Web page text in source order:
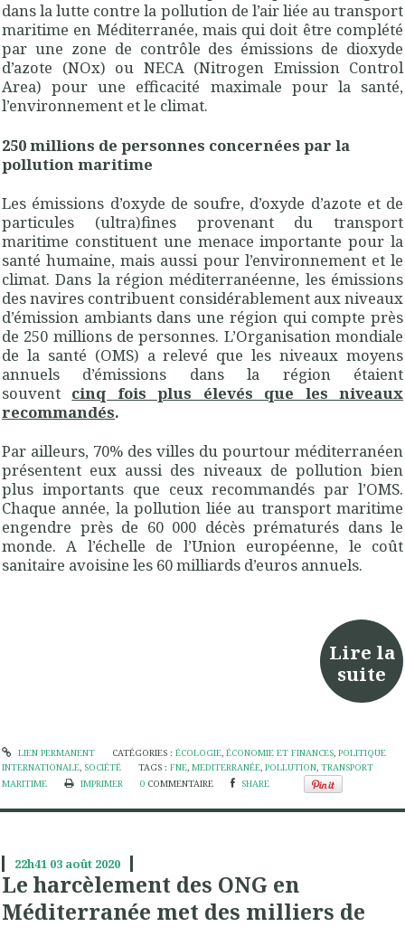
dans la lutte contre la pollution de l’air liée au transport
maritime en Méditerranée, mais qui doit être complété
par une zone de contrôle des émissions de dioxyde
d’azote (NOx) ou NECA(Nitrogen Emission Control
Area) pour une efficacité maximale pour la santé,
l’environnement et le climat.
250 millions de personnes concernées par la
pollution maritime
Les émissions d’oxyde de soufre, d’oxyde d’azote et de
particules (ultra)fines provenant du transport
maritime constituent une menace importante pour la
santé humaine, mais aussi pour l’environnement et le
climat. Dans la région méditerranéenne, les émissions
des navires contribuent considérablement aux niveaux
d’émission ambiants dans une région qui compte près
de 250 millions de personnes. L’Organisation mondiale
de la santé (OMS) a relevé que les niveaux moyens
annuels d’émissions dans la région étaient
souvent cinq fois plus élevés que les niveaux
recommandés.
Par ailleurs, 70% des villes du pourtour méditerranéen
présentent eux aussi des niveaux de pollution bien
plus importants que ceux recommandés par l’OMS.
Chaque année, la pollution liée au transport maritime
engendre près de 60 000 décès prématurés dans le
monde. A l’échelle de l’Union européenne, le coût
sanitaire avoisine les 60 milliards d’euros annuels.
Lire la
suite
LIEN PERMANENT CATÉGORIES : ÉCOLOGIE, ÉCONOMIE ET FINANCES, POLITIQUE
INTERNATIONALE, SOCIÉTÉ TAGS :FNE,MEDITERRANÉE,POLLUTION,TRANSPORT
MARITIME
IMPRIMER 0 COMMENTAIRE SHARE
22h41 03 août 2020
Le harcèlement des ONG en
Méditerranée met des milliers de